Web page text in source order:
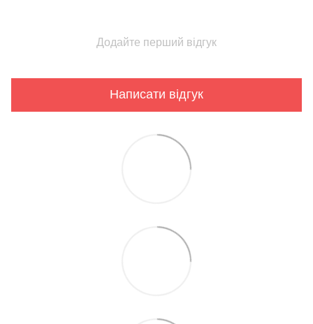
Додайте перший відгук
Написати відгук